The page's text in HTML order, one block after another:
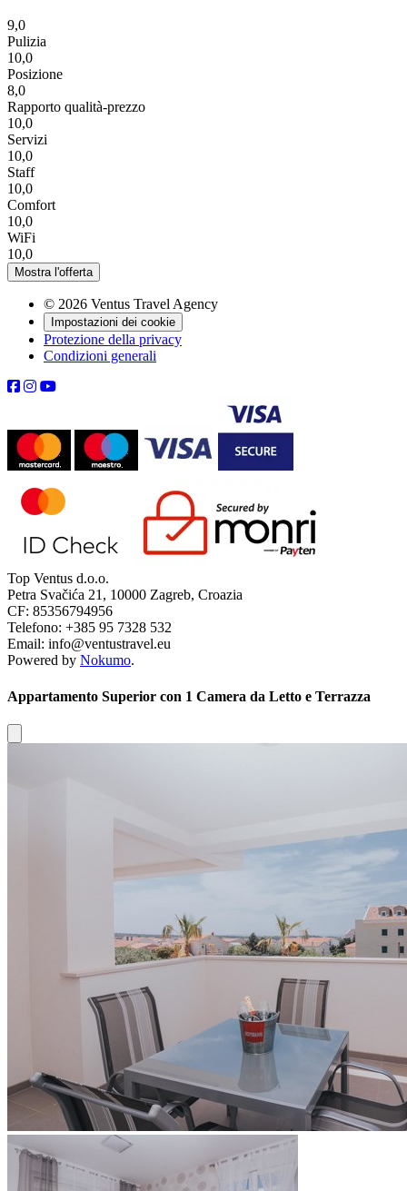
9,0
Pulizia
10,0
Posizione
8,0
Rapporto qualità-prezzo
10,0
Servizi
10,0
Staff
10,0
Comfort
10,0
WiFi
10,0
Mostra l'offerta
© 2026 Ventus Travel Agency
Impostazioni dei cookie
Protezione della privacy
Condizioni generali
Top Ventus d.o.o.
Petra Svačića 21, 10000 Zagreb, Croazia
CF: 85356794956
Telefono: +385 95 7328 532
Email: info@ventustravel.eu
Powered by Nokumo.
Appartamento Superior con 1 Camera da Letto e Terrazza
Close modal